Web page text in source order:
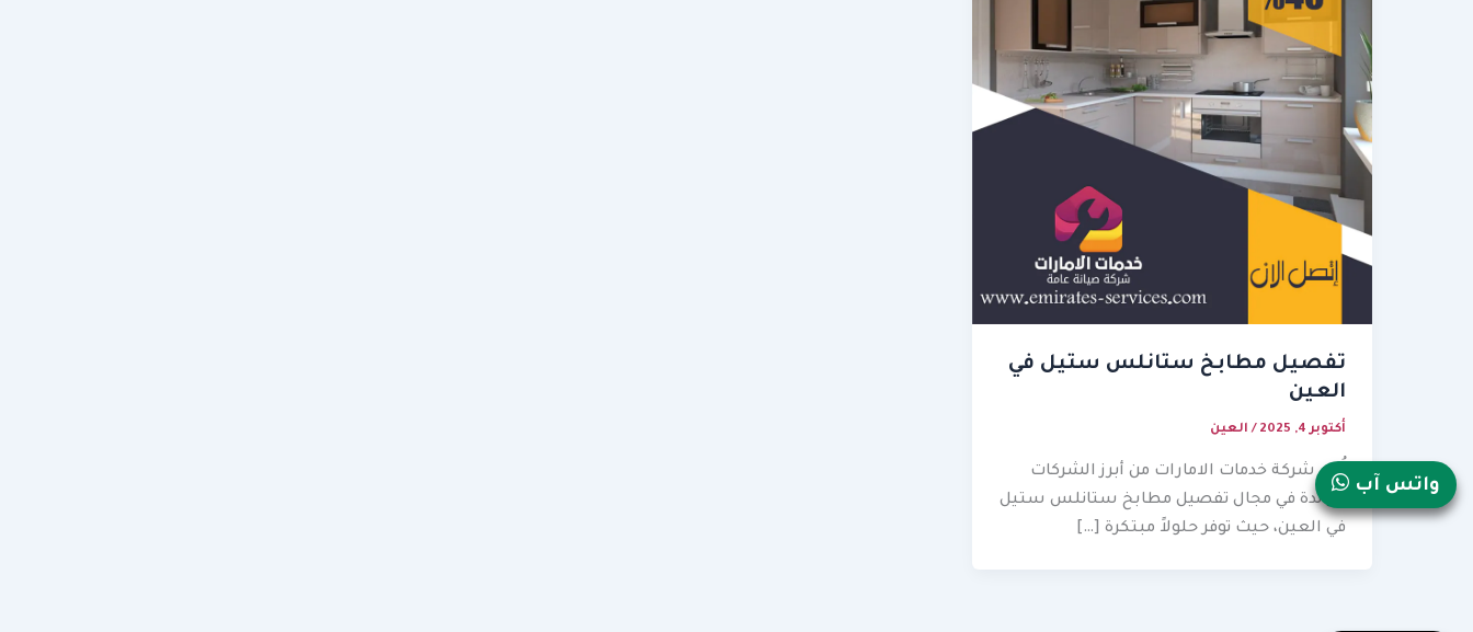
تفصيل مطابخ ستانلس ستيل في
العين
أكتوبر 4, 2025 / العين
تُعد شركة خدمات الامارات من أبرز الشركات
الرائدة في مجال تفصيل مطابخ ستانلس ستيل
في العين، حيث توفر حلولاً مبتكرة […]
واتس آب